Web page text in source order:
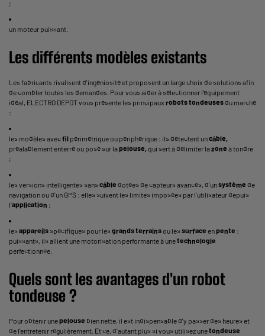
;
un moteur puissant.
Les différents modèles existants
Les fabricants rivalisent d'ingéniosité et proposent un large choix de solutions afin
de combler toutes les demandes. Pour vous aider à sélectionner l'équipement
idéal, ELECTRO DEPOT vous présente les principaux robots tondeusesdu marché
:
les modèles avecfil périmétrique ou périphérique : ils détectent uncâble,
préalablement enterré ou posé sur lapelouse, qui sert à délimiter lazone à tondre
;
les versions intelligentes sans câble dotées de capteurs avancés, d'unsystème de
navigation ou d'un GPS : elles suivent les limites imposées par l'utilisateur depuis
l'application ;
les appareilsspécifiques pour les grandsterrainsou les surface enpente :
puissants, ils allient une motorisation performante à unetechnologie
perfectionnée.
Quels sont les avantages d'un robot
tondeuse ?
Pour obtenir unepelouse bien nette, il est indispensable d'y passer des heures et
de l'entretenir régulièrement. Et ce, d'autant plus si vous utilisez unetondeuse